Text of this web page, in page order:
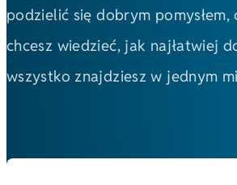
podzielić się dobrym
chcesz wiedzieć, jak najłatwiej
wszystko znajdziesz w jednym